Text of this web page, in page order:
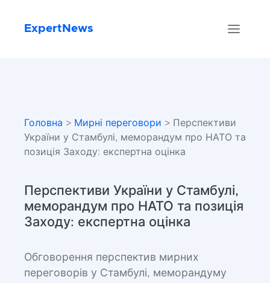
ExpertNews
Головна > Мирні переговори > Перспективи
України у Стамбулі, меморандум про НАТО та
позиція Заходу: експертна оцінка
Перспективи України у Стамбулі,
меморандум про НАТО та позиція
Заходу: експертна оцінка
Обговорення перспектив мирних
переговорів у Стамбулі, меморандуму